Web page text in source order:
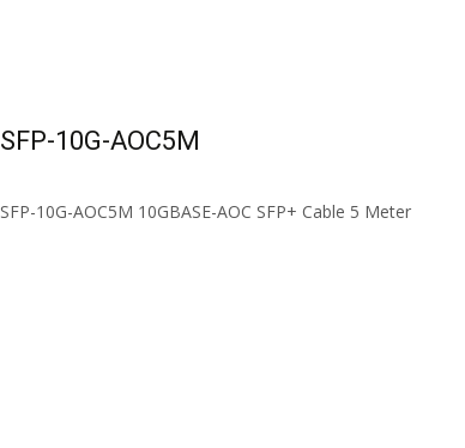
SFP-10G-AOC5M
SFP-10G-AOC5M 10GBASE-AOC SFP+ Cable 5 Meter